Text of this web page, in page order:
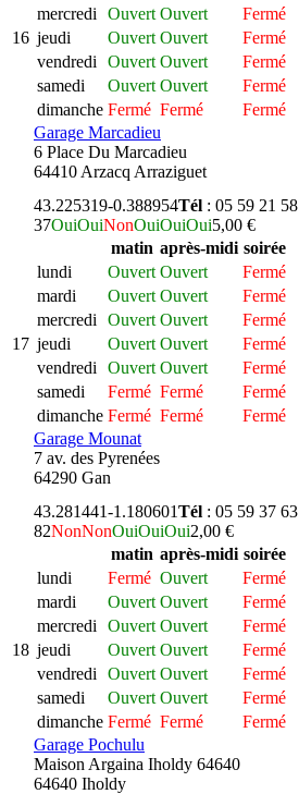
16
mercredi
Ouvert Ouvert
Fermé
jeudi
Ouvert Ouvert
Fermé
vendredi
Ouvert Ouvert
Fermé
samedi
Ouvert Ouvert
Fermé
dimanche Fermé Fermé
Fermé
Garage Marcadieu
6 Place Du Marcadieu
64410 Arzacq Arraziguet
17
43.225319-0.388954Tél : 05 59 21 58
37OuiOuiNonOuiOuiOui5,00 €
matin après-midi soirée
lundi
Ouvert Ouvert
Fermé
mardi
Ouvert Ouvert
Fermé
mercredi
Ouvert Ouvert
Fermé
jeudi
Ouvert Ouvert
Fermé
vendredi
Ouvert Ouvert
Fermé
samedi
Fermé Fermé
Fermé
dimanche Fermé Fermé
Fermé
Garage Mounat
7 av. des Pyrenées
64290 Gan
18
43.281441-1.180601Tél : 05 59 37 63
82NonNonOuiOuiOui2,00 €
matin après-midi soirée
lundi
Fermé Ouvert
Fermé
mardi
Ouvert Ouvert
Fermé
mercredi
Ouvert Ouvert
Fermé
jeudi
Ouvert Ouvert
Fermé
vendredi
Ouvert Ouvert
Fermé
samedi
Ouvert Ouvert
Fermé
dimanche Fermé Fermé
Fermé
Garage Pochulu
Maison Argaina Iholdy 64640
64640 Iholdy